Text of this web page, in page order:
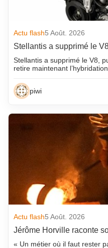
Actu flash5 Août. 2026
Stellantis a supprimé le
Stellantis a supprimé le V8,
retire maintenant
piwi
Actu flash5 Août. 2026
Jérôme Horville raconte
« Un métier où il faut rester